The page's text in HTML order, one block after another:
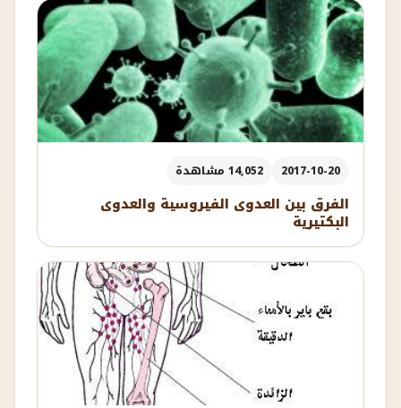
2017-10-20 14,052 مشاهدة
الفرق بين العدوى الفيروسية والعدوى
البكتيرية